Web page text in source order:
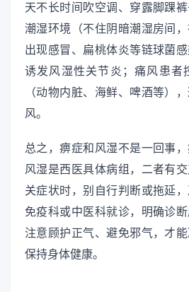
天不长时间吹空调、穿露脚踝
潮湿环境（不住阴暗潮湿房间，
出现感冒、扁桃体炎等链球菌
诱发风湿性关节炎；痛风患者
（动物内脏、海鲜、啤酒等）
风。
总之，痹症和风湿不是一回事，
风湿是西医具体病组，二者有
关症状时，别自行判断或拖延
免疫科或中医科就诊，明确诊
注意顾护正气、避免邪气，才能
保持身体健康。